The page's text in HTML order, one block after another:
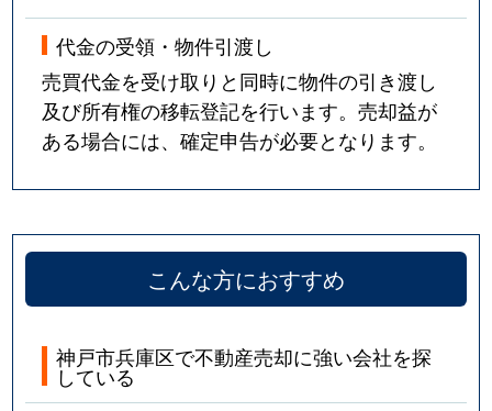
代金の受領・物件引渡し
売買代金を受け取りと同時に物件の引き渡し
及び所有権の移転登記を行います。売却益が
ある場合には、確定申告が必要となります。
こんな方におすすめ
神戸市兵庫区で不動産売却に強い会社を探
している